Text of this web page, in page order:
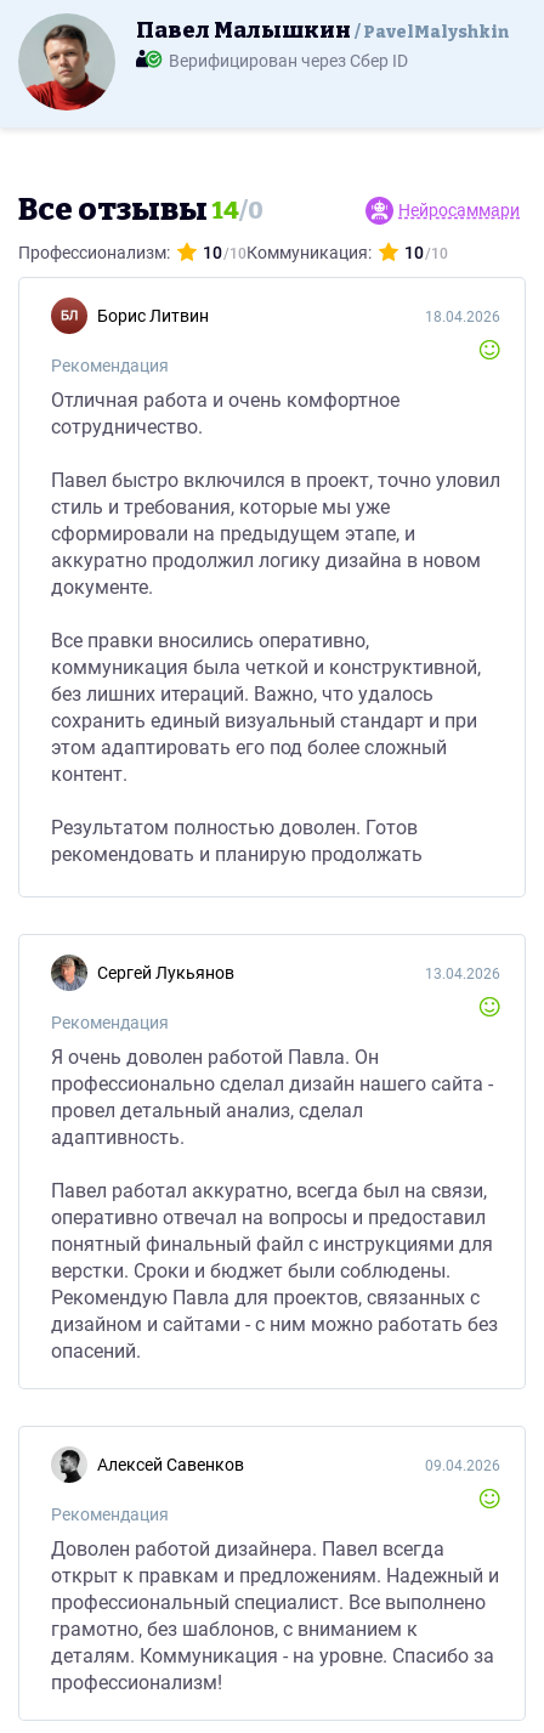
Павел Малышкин PavelMalyshkin
Верифицирован через Сбер ID
Все отзывы14/0 Нейросаммари
Профессионализм: 10 Коммуникация: 10
Борис Литвин
Рекомендация
18.04.2026
Отличная работа и очень комфортное
сотрудничество.
Павел быстро включился в проект, точно уловил
стиль и требования, которые мы уже
сформировали на предыдущем этапе, и
аккуратно продолжил логику дизайна в новом
документе.
Все правки вносились оперативно,
коммуникация была четкой и конструктивной,
без лишних итераций. Важно, что удалось
сохранить единый визуальный стандарт и при
этом адаптировать его под более сложный
контент.
Результатом полностью доволен. Готов
рекомендовать и планирую продолжать
Сергей Лукьянов
Рекомендация
13.04.2026
Я очень доволен работой Павла. Он
профессионально сделал дизайн нашего сайта -
провел детальный анализ, сделал
адаптивность.
Павел работал аккуратно, всегда был на связи,
оперативно отвечал на вопросы и предоставил
понятный финальный файл с инструкциями для
верстки. Сроки и бюджет были соблюдены.
Рекомендую Павла для проектов, связанных с
дизайном и сайтами - с ним можно работать без
опасений.
Алексей Савенков
Рекомендация
09.04.2026
Доволен работой дизайнера. Павел всегда
открыт к правкам и предложениям. Надежный и
профессиональный специалист. Все выполнено
грамотно, без шаблонов, с вниманием к
деталям. Коммуникация - на уровне. Спасибо за
профессионализм!